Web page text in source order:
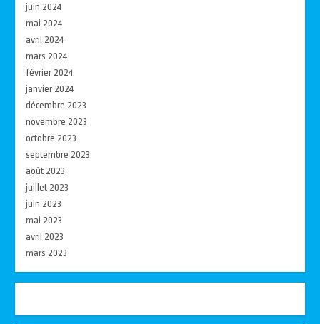
juin 2024
mai 2024
avril 2024
mars 2024
février 2024
janvier 2024
décembre 2023
novembre 2023
octobre 2023
septembre 2023
août 2023
juillet 2023
juin 2023
mai 2023
avril 2023
mars 2023